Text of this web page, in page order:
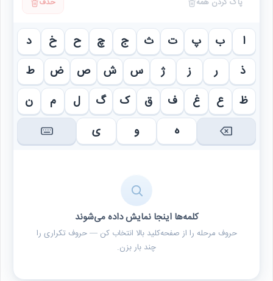
پاک کردن همه حذف
ا ب پ ت ث ج چ ح خ
د
ذ
ر ز ژ س ش ص ض
ط
ظ
ع غ ف ق ک گ ل م
ن
ه
و ی
کلمه‌ها اینجا نمایش داده می‌شوند
حروف مرحله را از صفحه‌کلید بالا انتخاب کن — حروف تکراری را
چند بار بزن.